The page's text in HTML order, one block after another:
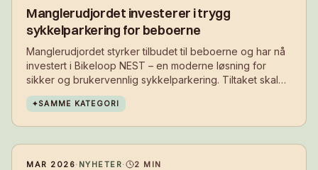
Manglerudjordet investerer i trygg
sykkelparkering for beboerne
Manglerudjordet styrker tilbudet til beboerne og har nå
investert i Bikeloop NEST – en moderne løsning for
sikker og brukervennlig sykkelparkering. Tiltaket skal
gjøre det enklere å velge sykkel i hverdagen, samtidig
som det bidrar til et ryddigere og mer attraktivt bomiljø.
✦SAMME KATEGORI
MAR 2026· NYHETER· 2 MIN